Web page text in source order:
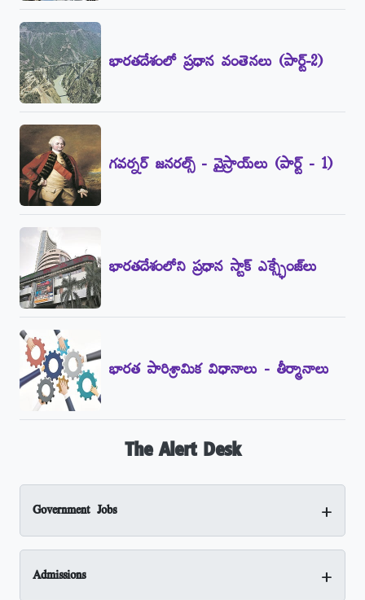
భారతదేశంలో ప్రధాన వంతెనలు (పార్ట్‌-2)
గవర్నర్‌ జనరల్స్‌ - వైస్రాయ్‌లు (పార్ట్‌ - 1)
భారతదేశంలోని ప్రధాన స్టాక్‌ ఎక్స్ఛేంజ్‌లు
భారత పారిశ్రామిక విధానాలు - తీర్మానాలు
The Alert Desk
Government Jobs +
Admissions +